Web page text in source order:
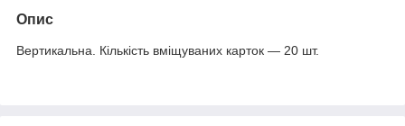
Опис
Вертикальна. Кількість вміщуваних карток — 20 шт.